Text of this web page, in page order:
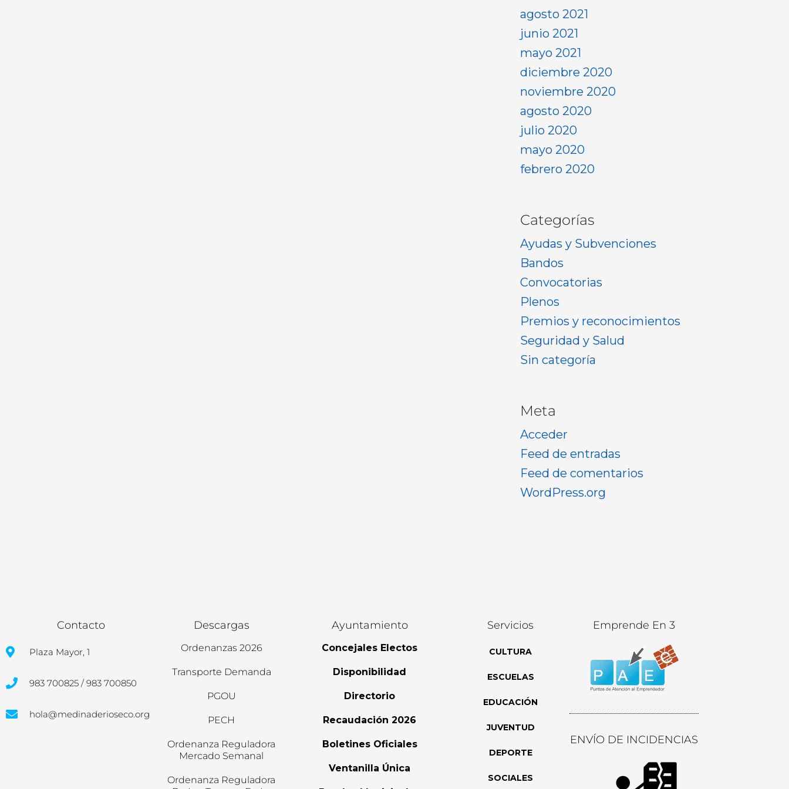
agosto 2021
junio 2021
mayo 2021
diciembre 2020
noviembre 2020
agosto 2020
julio 2020
mayo 2020
febrero 2020
Categorías
Ayudas y Subvenciones
Bandos
Convocatorias
Plenos
Premios y reconocimientos
Seguridad y Salud
Sin categoría
Meta
Acceder
Feed de entradas
Feed de comentarios
WordPress.org
Contacto
Plaza Mayor, 1
983 700825 / 983 700850
hola@medinaderioseco.org
Descargas
Ordenanzas 2026
Transporte Demanda
PGOU
PECH
Ordenanza Reguladora
Mercado Semanal
Ordenanza Reguladora
Ayuntamiento
Concejales Electos
Disponibilidad
Directorio
Recaudación 2026
Boletines Oficiales
Ventanilla Única
Servicios
CULTURA
ESCUELAS
EDUCACIÓN
JUVENTUD
DEPORTE
SOCIALES
Emprende En 3
ENVÍO DE INCIDENCIAS